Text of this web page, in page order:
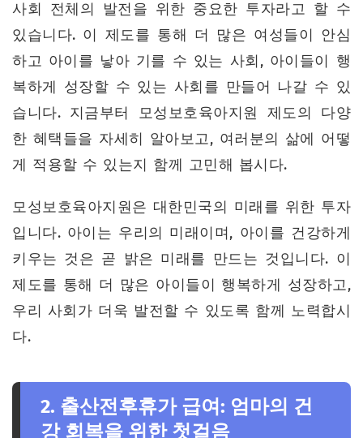
사회 전체의 발전을 위한 중요한 투자라고 할 수
있습니다. 이 제도를 통해 더 많은 여성들이 안심
하고 아이를 낳아 기를 수 있는 사회, 아이들이 행
복하게 성장할 수 있는 사회를 만들어 나갈 수 있
습니다. 지금부터 모성보호육아지원 제도의 다양
한 혜택들을 자세히 알아보고, 여러분의 삶에 어떻
게 적용할 수 있는지 함께 고민해 봅시다.
모성보호육아지원은 대한민국의 미래를 위한 투자
입니다. 아이는 우리의 미래이며, 아이를 건강하게
키우는 것은 곧 밝은 미래를 만드는 것입니다. 이
제도를 통해 더 많은 아이들이 행복하게 성장하고,
우리 사회가 더욱 발전할 수 있도록 함께 노력합시
다.
2. 출산전후휴가 급여: 엄마의 건
강 회복을 위한 첫걸음